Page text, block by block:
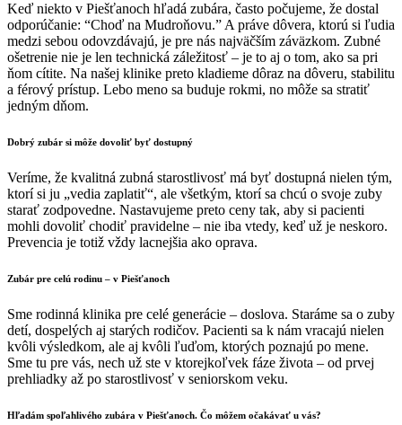
Keď niekto v Piešťanoch hľadá zubára, často počujeme, že dostal
odporúčanie: “Choď na Mudroňovu.” A práve dôvera, ktorú si ľudia
medzi sebou odovzdávajú, je pre nás najväčším záväzkom. Zubné
ošetrenie nie je len technická záležitosť – je to aj o tom, ako sa pri
ňom cítite. Na našej klinike preto kladieme dôraz na dôveru, stabilitu
a férový prístup. Lebo meno sa buduje rokmi, no môže sa stratiť
jedným dňom.
Dobrý zubár si môže dovoliť byť dostupný
Veríme, že kvalitná zubná starostlivosť má byť dostupná nielen tým,
ktorí si ju „vedia zaplatiť“, ale všetkým, ktorí sa chcú o svoje zuby
starať zodpovedne. Nastavujeme preto ceny tak, aby si pacienti
mohli dovoliť chodiť pravidelne – nie iba vtedy, keď už je neskoro.
Prevencia je totiž vždy lacnejšia ako oprava.
Zubár pre celú rodinu – v Piešťanoch
Sme rodinná klinika pre celé generácie – doslova. Staráme sa o zuby
detí, dospelých aj starých rodičov. Pacienti sa k nám vracajú nielen
kvôli výsledkom, ale aj kvôli ľuďom, ktorých poznajú po mene.
Sme tu pre vás, nech už ste v ktorejkoľvek fáze života – od prvej
prehliadky až po starostlivosť v seniorskom veku.
Hľadám spoľahlivého zubára v Piešťanoch. Čo môžem očakávať u vás?